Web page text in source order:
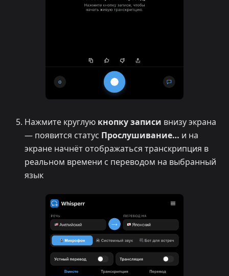
Нажмите круглую кнопку записи внизу экрана
— появится статус Прослушивание… и на
экране начнёт отображаться транскрипция в
реальном времени с переводом на выбранный
язык